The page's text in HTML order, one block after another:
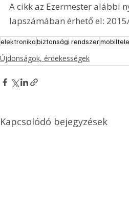
A cikk az Ezermester alábbi
lapszámában érhető el:
elektronikabiztonsági rendszer
Újdonságok, érdekességek
Kapcsolódó bejegyzések